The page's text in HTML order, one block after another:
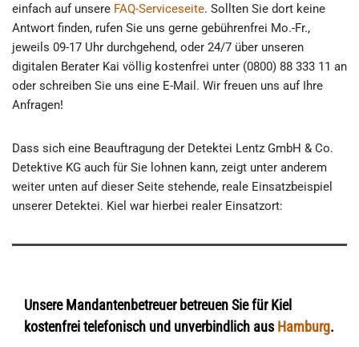
einfach auf unsere FAQ-Serviceseite. Sollten Sie dort keine
Antwort finden, rufen Sie uns gerne gebührenfrei Mo.-Fr.,
jeweils 09-17 Uhr durchgehend, oder 24/7 über unseren
digitalen Berater Kai völlig kostenfrei unter (0800) 88 333 11 an
oder schreiben Sie uns eine E-Mail. Wir freuen uns auf Ihre
Anfragen!
Dass sich eine Beauftragung der Detektei Lentz GmbH & Co.
Detektive KG auch für Sie lohnen kann, zeigt unter anderem
weiter unten auf dieser Seite stehende, reale Einsatzbeispiel
unserer Detektei. Kiel war hierbei realer Einsatzort:
Unsere Mandantenbetreuer betreuen Sie für Kiel
kostenfrei telefonisch und unverbindlich aus Hamburg.